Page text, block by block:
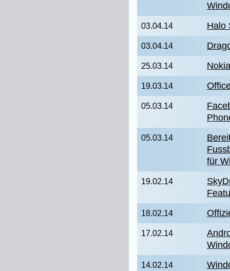
03.04.14 Halo
03.04.14
25.03.14
19.03.14
05.03.14
05.03.14
für
19.02.14
18.02.14
17.02.14
14.02.14